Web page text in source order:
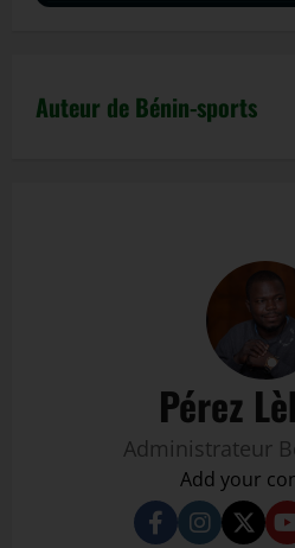
Auteur de Bénin-sports
Pérez
Administrateur
Add your